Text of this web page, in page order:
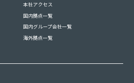
本社アクセス
国内拠点一覧
国内グループ会社一覧
海外拠点一覧